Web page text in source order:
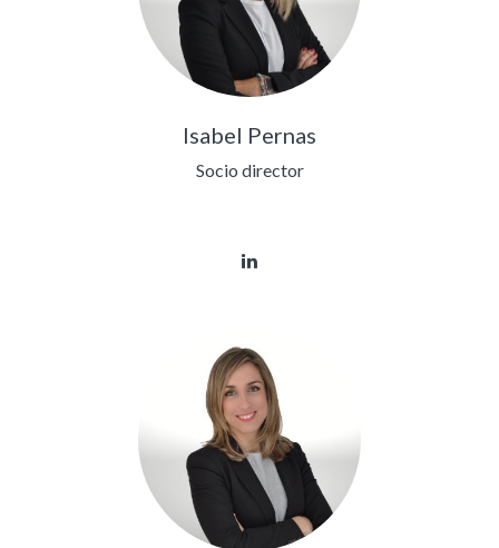
Isabel Pernas
Socio director